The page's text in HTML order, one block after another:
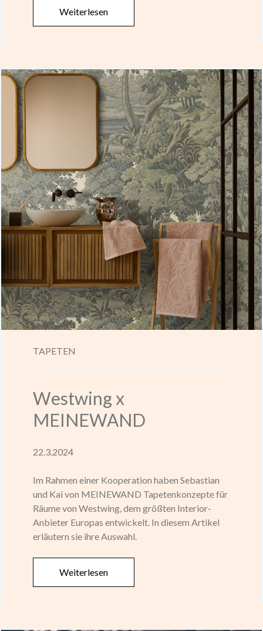
Weiterlesen
TAPETEN
Westwing x
MEINEWAND
22.3.2024
Im Rahmen einer Kooperation haben Sebastian
und Kai von MEINEWAND Tapetenkonzepte für
Räume von Westwing, dem größten Interior-
Anbieter Europas entwickelt. In diesem Artikel
erläutern sie ihre Auswahl.
Weiterlesen